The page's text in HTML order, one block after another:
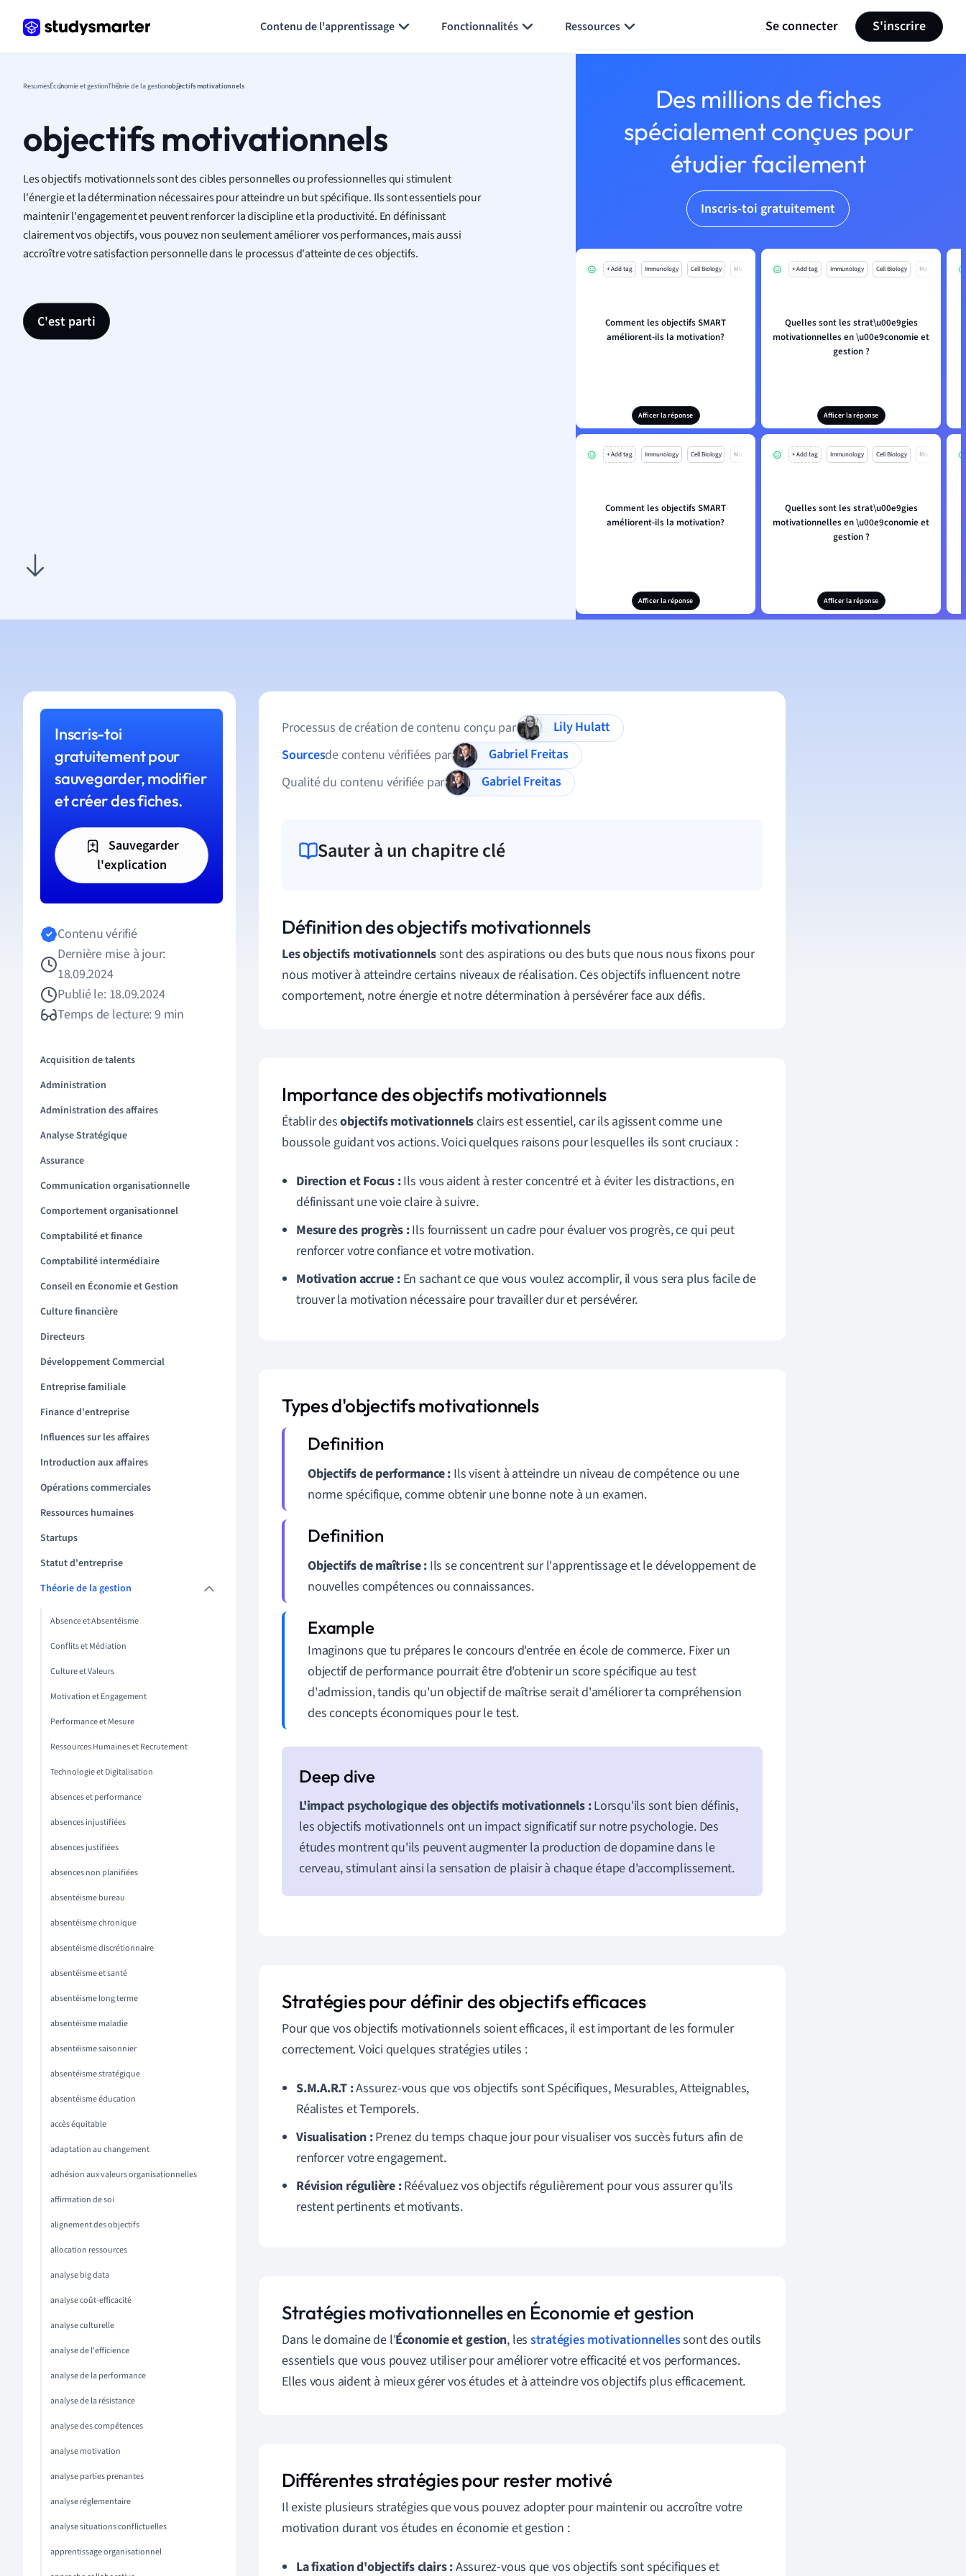
Contenu de l'apprentissage Fonctionnalités Ressources Se connecter S'inscrire
ResumesÉconomie et gestionThéorie de la gestionobjectifs motivationnels
objectifs motivationnels
Les objectifs motivationnels sont des cibles personnelles ou professionnelles qui stimulent
l'énergie et la détermination nécessaires pour atteindre un but spécifique. Ils sont essentiels pour
maintenir l'engagement et peuvent renforcer la discipline et la productivité. En définissant
clairement vos objectifs, vous pouvez non seulement améliorer vos performances, mais aussi
accroître votre satisfaction personnelle dans le processus d'atteinte de ces objectifs.
C'est parti
Des millions de fiches
spécialement conçues pour
étudier facilement
Inscris-toi gratuitement
+ Add tag Immunology Cell Biology Mo
Comment les objectifs SMART
améliorent-ils la motivation?
Afficer la réponse
+ Add tag Immunology Cell Biology Mo
Quelles sont les strat\u00e9gies
motivationnelles en \u00e9conomie et
gestion ?
Afficer la réponse
+ Add tag Immunology Cell Biology Mo
Comment les objectifs SMART
améliorent-ils la motivation?
Afficer la réponse
+ Add tag Immunology Cell Biology Mo
Quelles sont les strat\u00e9gies
motivationnelles en \u00e9conomie et
gestion ?
Afficer la réponse
Inscris-toi
gratuitement pour
sauvegarder, modifier
et créer des fiches.
Sauvegarder
l'explication
Contenu vérifié
Dernière mise à jour:
18.09.2024
Publié le: 18.09.2024
Temps de lecture: 9 min
Acquisition de talents
Administration
Administration des affaires
Analyse Stratégique
Assurance
Communication organisationnelle
Comportement organisationnel
Comptabilité et finance
Comptabilité intermédiaire
Conseil en Économie et Gestion
Culture financière
Directeurs
Développement Commercial
Entreprise familiale
Finance d'entreprise
Influences sur les affaires
Introduction aux affaires
Opérations commerciales
Ressources humaines
Startups
Statut d'entreprise
Théorie de la gestion
Absence et Absentéisme
Conflits et Médiation
Culture et Valeurs
Motivation et Engagement
Performance et Mesure
Ressources Humaines et Recrutement
Technologie et Digitalisation
absences et performance
absences injustifiées
absences justifiées
absences non planifiées
absentéisme bureau
absentéisme chronique
absentéisme discrétionnaire
absentéisme et santé
absentéisme long terme
absentéisme maladie
absentéisme saisonnier
absentéisme stratégique
absentéisme éducation
accès équitable
adaptation au changement
adhésion aux valeurs organisationnelles
affirmation de soi
alignement des objectifs
allocation ressources
analyse big data
analyse coût-efficacité
analyse culturelle
analyse de l'efficience
analyse de la performance
analyse de la résistance
analyse des compétences
analyse motivation
analyse parties prenantes
analyse réglementaire
analyse situations conflictuelles
apprentissage organisationnel
Processus de création de contenu conçu par
Lily Hulatt
Sourcesde contenu vérifiées par
Gabriel Freitas
Qualité du contenu vérifiée par
Gabriel Freitas
Sauter à un chapitre clé
Définition des objectifs motivationnels
Les objectifs motivationnelssont des aspirations ou des buts que nous nous fixons pour
nous motiver à atteindre certains niveaux de réalisation. Ces objectifs influencent notre
comportement, notre énergie et notre détermination à persévérer face aux défis.
Importance des objectifs motivationnels
Établir desobjectifs motivationnelsclairs est essentiel, car ils agissent comme une
boussole guidant vos actions. Voici quelques raisons pour lesquelles ils sont cruciaux :
Direction et Focus :Ils vous aident à rester concentré et à éviter les distractions, en
définissant une voie claire à suivre.
Mesure des progrès :Ils fournissent un cadre pour évaluer vos progrès, ce qui peut
renforcer votre confiance et votre motivation.
Motivation accrue :En sachant ce que vous voulez accomplir, il vous sera plus facile de
trouver la motivation nécessaire pour travailler dur et persévérer.
Types d'objectifs motivationnels
Objectifs de performance : Ils visent à atteindre un niveau de compétence ou une
norme spécifique, comme obtenir une bonne note à un examen.
Objectifs de maîtrise :Ils se concentrent sur l'apprentissage et le développement de
nouvelles compétences ou connaissances.
Imaginons que tu prépares le concours d'entrée en école de commerce. Fixer un
objectif de performance pourrait être d'obtenir un score spécifique au test
d'admission, tandis qu'un objectif de maîtrise serait d'améliorer ta compréhension
des concepts économiques pour le test.
L'impact psychologique des objectifs motivationnels :Lorsqu'ils sont bien définis,
les objectifs motivationnels ont un impact significatif sur notre psychologie. Des
études montrent qu'ils peuvent augmenter la production de dopamine dans le
cerveau, stimulant ainsi la sensation de plaisir à chaque étape d'accomplissement.
Stratégies pour définir des objectifs efficaces
Pour que vos objectifs motivationnels soient efficaces, il est important de les formuler
correctement. Voici quelques stratégies utiles :
S.M.A.R.T :Assurez-vous que vos objectifs sont Spécifiques, Mesurables, Atteignables,
Réalistes et Temporels.
Visualisation :Prenez du temps chaque jour pour visualiser vos succès futurs afin de
renforcer votre engagement.
Révision régulière :Réévaluez vos objectifs régulièrement pour vous assurer qu'ils
restent pertinents et motivants.
Stratégies motivationnelles en Économie et gestion
Dans le domaine de l'Économie et gestion, les stratégies motivationnellessont des outils
essentiels que vous pouvez utiliser pour améliorer votre efficacité et vos performances.
Elles vous aident à mieux gérer vos études et à atteindre vos objectifs plus efficacement.
Différentes stratégies pour rester motivé
Il existe plusieurs stratégies que vous pouvez adopter pour maintenir ou accroître votre
motivation durant vos études en économie et gestion :
La fixation d'objectifs clairs :Assurez-vous que vos objectifs sont spécifiques et